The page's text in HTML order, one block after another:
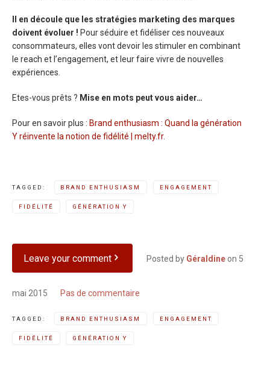
Il en découle que les stratégies marketing des marques
doivent évoluer ! Pour séduire et fidéliser ces nouveaux
consommateurs, elles vont devoir les stimuler en combinant
le reach et l’engagement, et leur faire vivre de nouvelles
expériences.
Etes-vous prêts ? Mise en mots peut vous aider…
Pour en savoir plus : Brand enthusiasm : Quand la génération
Y réinvente la notion de fidélité | melty.fr.
TAGGED: BRAND ENTHUSIASM ENGAGEMENT
FIDÉLITÉ GÉNÉRATION Y
Leave your comment Posted by Géraldine on 5
mai 2015 Pas de commentaire
TAGGED: BRAND ENTHUSIASM ENGAGEMENT
FIDÉLITÉ GÉNÉRATION Y